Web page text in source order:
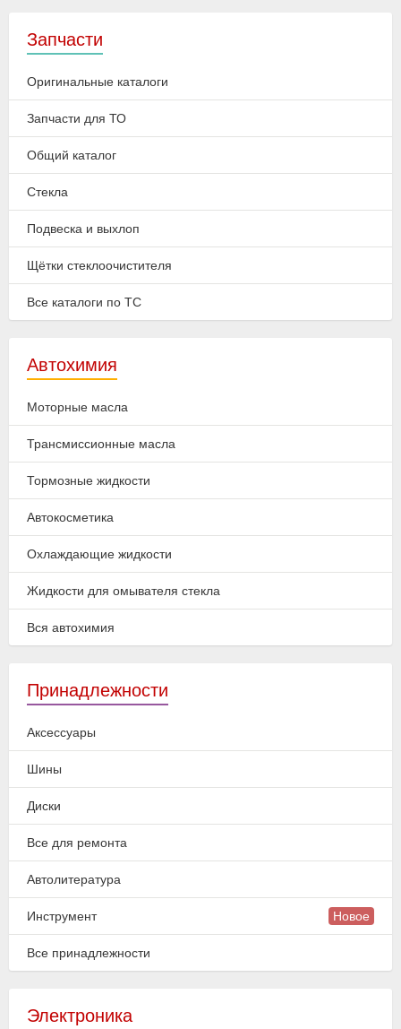
Запчасти
Оригинальные каталоги
Запчасти для ТО
Общий каталог
Стекла
Подвеска и выхлоп
Щётки стеклоочистителя
Все каталоги по ТС
Автохимия
Моторные масла
Трансмиссионные масла
Тормозные жидкости
Автокосметика
Охлаждающие жидкости
Жидкости для омывателя стекла
Вся автохимия
Принадлежности
Аксессуары
Шины
Диски
Все для ремонта
Автолитература
Инструмент Новое
Все принадлежности
Электроника